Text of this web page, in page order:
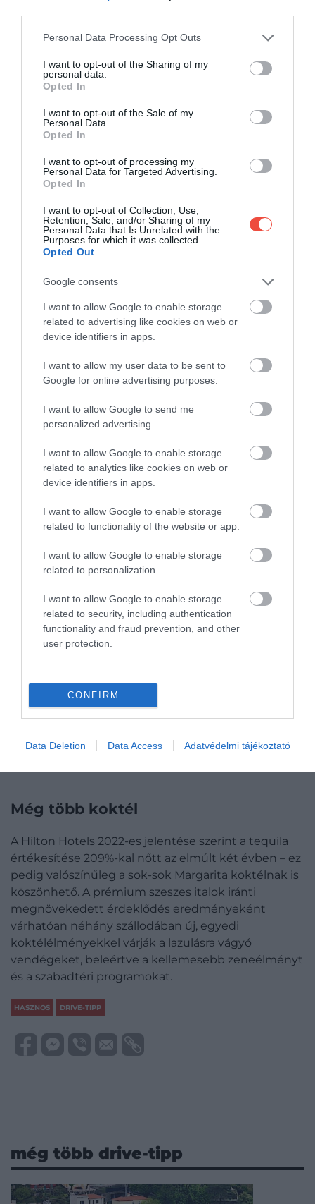
Please note that this website/app uses one or more Google
not limited to your visit or usage behaviour. You may click to
grant or deny consent to Google and its third-party tags to
use your data for below specified purposes in below Google
consent section.
Personal Data Processing Opt Outs
I want to opt-out of the Sharing of my
personal data.
Opted In
I want to opt-out of the Sale of my
Personal Data.
Opted In
I want to opt-out of processing my
Personal Data for Targeted Advertising.
Opted In
I want to opt-out of Collection, Use,
Retention, Sale, and/or Sharing of my
Personal Data that Is Unrelated with the
Purposes for which it was collected.
Opted Out
Google consents
I want to allow Google to enable storage
related to advertising like cookies on web or
device identifiers in apps.
I want to allow my user data to be sent to
Google for online advertising purposes.
I want to allow Google to send me
personalized advertising.
I want to allow Google to enable storage
related to analytics like cookies on web or
device identifiers in apps.
I want to allow Google to enable storage
related to functionality of the website or app.
I want to allow Google to enable storage
related to personalization.
I want to allow Google to enable storage
related to security, including authentication
functionality and fraud prevention, and other
user protection.
CONFIRM
Data Deletion Data Access Adatvédelmi tájékoztató
Fotó: Shutterstock
NÖVEKVŐ TÁRSADALMI ÉLET
tárgyalótermeikről ismert szálláshelyek, mint
például a citizenM, a The Hoxton vagy a Graduate
Hotels is egyre népszerűbbek. Mi sem bizonyítja
jobban, hogy ezek a „barátságos” szálláshelyeket
kétszer annyian keresték fel az elmúlt évben, mint
korábban bármikor. Az emberek ugyanis
szerint ez a tendencia 2022-ben még inkább
jellemző lesz, ezért egyre több szálloda hoz létre
egységeket, beleértve a szabadtéri teraszokat,
Még több koktél
A Hilton Hotels 2022-es jelentése szerint a tequila
értékesítése 209%-kal nőtt az elmúlt két évben – ez
pedig valószínűleg a sok-sok Margarita koktélnak is
köszönhető. A prémium szeszes italok iránti
megnövekedett érdeklődés eredményeként
várhatóan néhány szállodában új, egyedi
koktélélményekkel várják a lazulásra vágyó
vendégeket, beleértve a kellemesebb zeneélményt
és a szabadtéri programokat.
HASZNOS DRIVE-TIPP
még több drive-tipp